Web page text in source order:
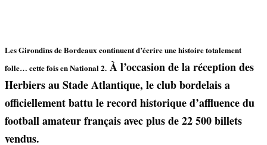
Les Girondins de Bordeaux continuent d’écrire une histoire totalement
folle… cette fois en National 2. À l’occasion de la réception des
Herbiers au Stade Atlantique, le club bordelais a
officiellement battu le record historique d’affluence du
football amateur français avec plus de 22 500 billets
vendus.